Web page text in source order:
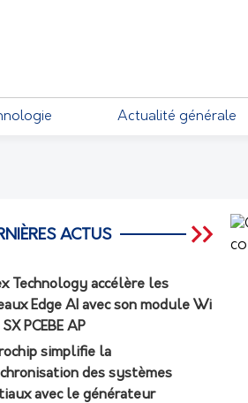
Actualité générale
ACTUS
Technology accélère les
Edge AI avec son module Wi
PCEBE AP
simplifie la
des systèmes
avec le générateur